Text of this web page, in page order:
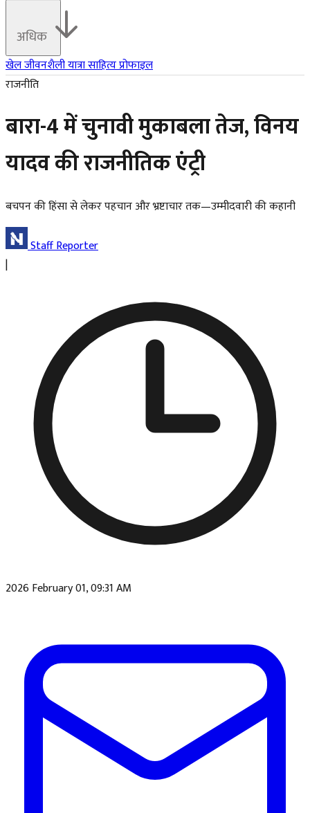
अधिक
खेलजीवनशैलीयात्रासाहित्यप्रोफाइल
राजनीति
बारा-4 में चुनावी मुकाबला तेज, विनय
यादव की राजनीतिक एंट्री
बचपन की हिंसा से लेकर पहचान और भ्रष्टाचार तक—उम्मीदवारी की कहानी
Staff Reporter
|
2026 February 01, 09:31 AM